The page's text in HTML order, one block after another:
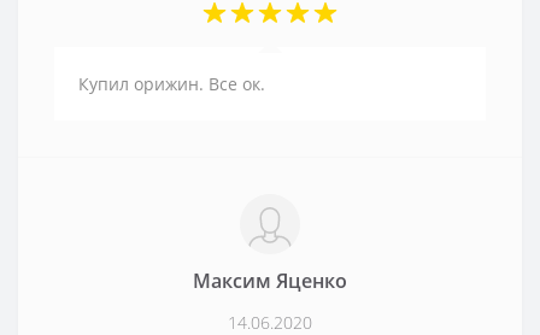
Купил орижин. Все ок.
Максим Яценко
14.06.2020